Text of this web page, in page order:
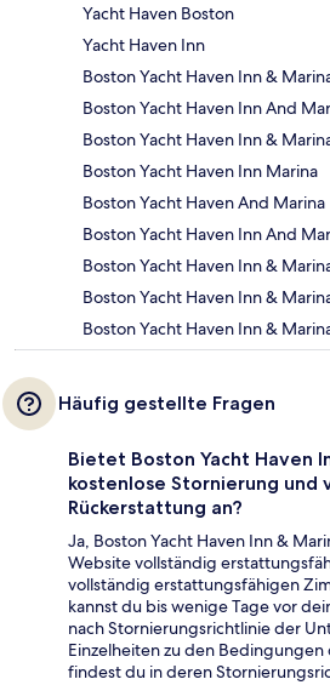
Yacht Haven Boston
Yacht Haven Inn
Boston Yacht Haven Inn &
Boston Yacht Haven Inn And
Boston Yacht Haven Inn &
Boston Yacht Haven Inn Marina
Boston Yacht Haven And Marina
Boston Yacht Haven Inn And
Boston Yacht Haven Inn &
Boston Yacht Haven Inn &
Boston Yacht Haven Inn &
Häufig gestellte Fragen
Bietet Boston Yacht Haven
kostenlose Stornierung und
Rückerstattung an?
Ja, Boston Yacht Haven Inn &
Website vollständig
vollständig erstattungsfähigen
kannst du bis wenige Tage vor
nach Stornierungsrichtlinie der
Einzelheiten zu den
findest du in deren